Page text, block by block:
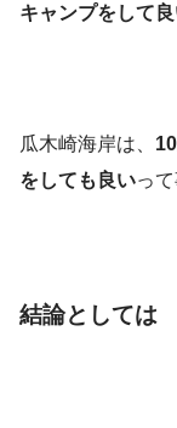
キャンプをして
瓜木崎海岸は、
をしても良いっ
結論としては